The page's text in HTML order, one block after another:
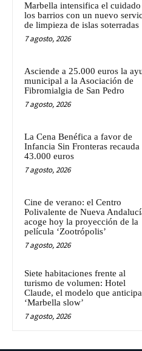
Marbella intensifica el cuidado
los barrios con un nuevo
de limpieza de islas soterradas
7 agosto, 2026
Asciende a 25.000 euros la
municipal a la Asociación de
Fibromialgia de San Pedro
7 agosto, 2026
La Cena Benéfica a favor de
Infancia Sin Fronteras recauda
43.000 euros
7 agosto, 2026
Cine de verano: el Centro
Polivalente de Nueva
acoge hoy la proyección de la
película ‘Zootrópolis’
7 agosto, 2026
Siete habitaciones frente al
turismo de volumen: Hotel
Claude, el modelo que
‘Marbella slow’
7 agosto, 2026